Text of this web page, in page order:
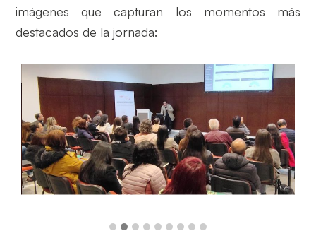
imágenes que capturan los momentos más
destacados de la jornada: